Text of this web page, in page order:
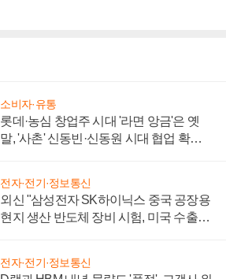
소비자·유통
롯데·농심 창업주 시대 '라면 앙금'은 옛
말, '사촌' 신동빈·신동원 시대 협업 확대
전자·전기·정보통신
외신 "삼성전자 SK하이닉스 중국 공장용
현지 생산 반도체 장비 시험, 미국 수출통
전자·전기·정보통신